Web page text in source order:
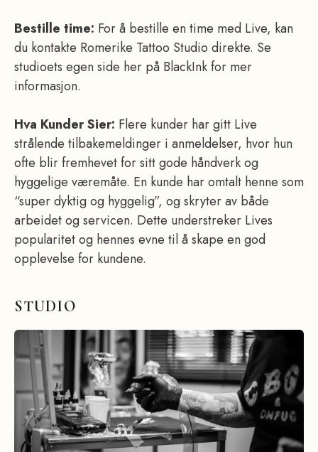
Bestille time: For å bestille en time med Live, kan
du kontakte Romerike Tattoo Studio direkte. Se
studioets egen side her på BlackInk for mer
informasjon.
Hva Kunder Sier: Flere kunder har gitt Live
strålende tilbakemeldinger i anmeldelser, hvor hun
ofte blir fremhevet for sitt gode håndverk og
hyggelige væremåte. En kunde har omtalt henne som
“super dyktig og hyggelig”, og skryter av både
arbeidet og servicen. Dette understreker Lives
popularitet og hennes evne til å skape en god
opplevelse for kundene.
STUDIO